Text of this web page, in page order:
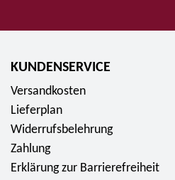
KUNDENSERVICE
Versandkosten
Lieferplan
Widerrufsbelehrung
Zahlung
Erklärung zur Barrierefreiheit